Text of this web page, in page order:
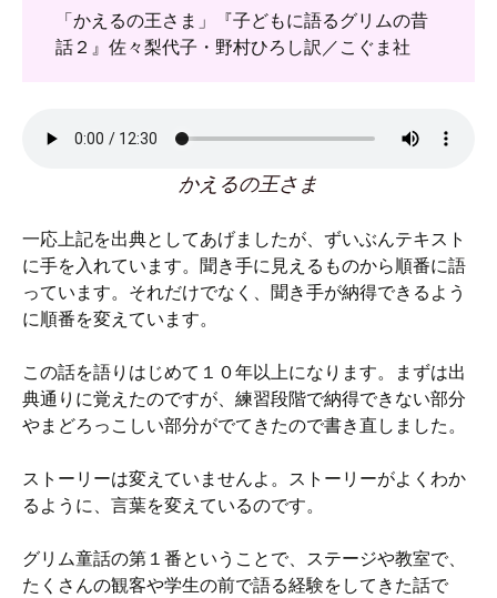
「かえるの王さま」『子どもに語るグリムの昔
話２』佐々梨代子・野村ひろし訳／こぐま社
かえるの王さま
一応上記を出典としてあげましたが、ずいぶんテキスト
に手を入れています。聞き手に見えるものから順番に語
っています。それだけでなく、聞き手が納得できるよう
に順番を変えています。
この話を語りはじめて１０年以上になります。まずは出
典通りに覚えたのですが、練習段階で納得できない部分
やまどろっこしい部分がでてきたので書き直しました。
ストーリーは変えていませんよ。ストーリーがよくわか
るように、言葉を変えているのです。
グリム童話の第１番ということで、ステージや教室で、
たくさんの観客や学生の前で語る経験をしてきた話で